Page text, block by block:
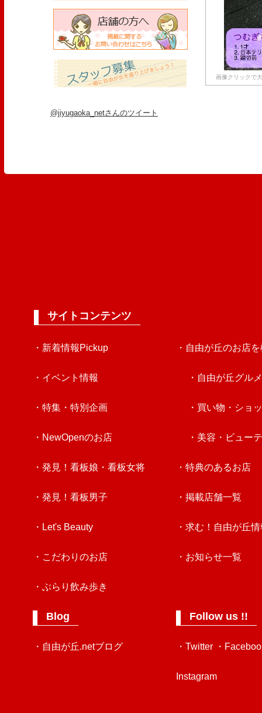
画像クリックで
@jiyugaoka_netさんのツイート
サイトコンテンツ
・新着情報Pickup
・イベント情報
・特集・特別企画
・NewOpenのお店
・発見！看板娘・看板女将
・発見！看板男子
・Let's Beauty
・こだわりのお店
・ぶらり飲み歩き
Blog
・自由が丘.netブログ
・自由が丘のお店
・自由が丘グルメ
・買い物・ショ
・美容・ビュー
・特典のあるお店
・掲載店舗一覧
・求む！自由が丘
・お知らせ一覧
Follow us !!
・Twitter ・
Instagram